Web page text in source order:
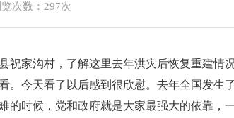
次数： 297次
家沟村，了解这里去年洪灾后恢复重建情
。今天看了以后感到很欣慰。去年全国发生
的时候，党和政府就是大家最强大的依靠，